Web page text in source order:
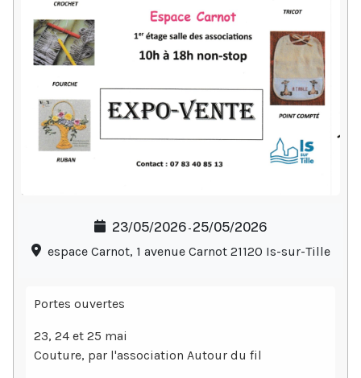
23/05/2026 - 25/05/2026
espace Carnot, 1 avenue Carnot 21120 Is-sur-Tille
Portes ouvertes
23, 24 et 25 mai
Couture, par l'association Autour du fil